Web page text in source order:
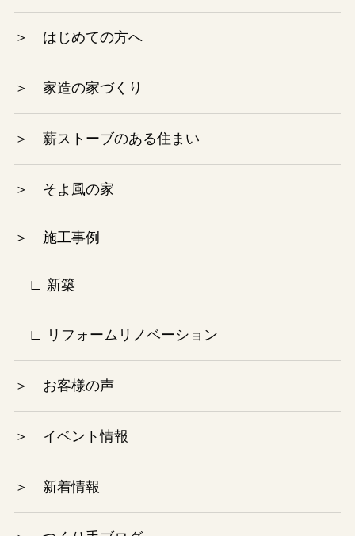
2024年8月
2024年6月
2024年4月
2024年3月
2024年2月
2023年12月
2023年9月
2023年8月
2023年7月
＞ はじめての方へ
＞ 家造の家づくり
＞ 薪ストーブのある住まい
＞ そよ風の家
＞ 施工事例
∟ 新築
∟ リフォームリノベーション
＞ お客様の声
＞ イベント情報
＞ 新着情報